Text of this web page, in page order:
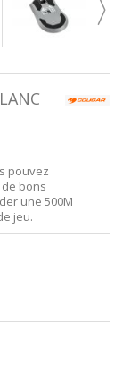
pouvez
bons
une 500M
jeu.